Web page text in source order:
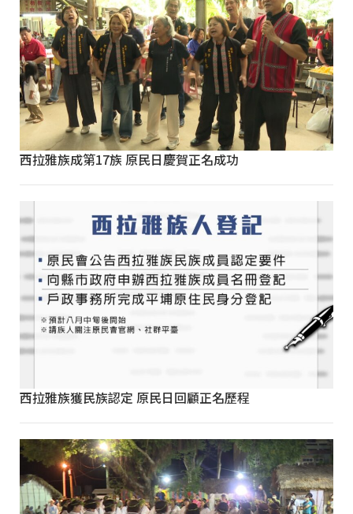
西拉雅族成第17族 原民日慶賀正名成功
西拉雅族獲民族認定 原民日回顧正名歷程